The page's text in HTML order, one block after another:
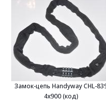
Замок-цепь Handyway CHL-
4x900 (код)